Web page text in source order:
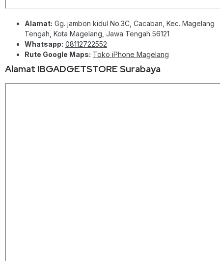
Alamat: Gg. jambon kidul No.3C, Cacaban, Kec. Magelang
Tengah, Kota Magelang, Jawa Tengah 56121
Whatsapp: 08112722552
Rute Google Maps: Toko iPhone Magelang
Alamat IBGADGETSTORE Surabaya